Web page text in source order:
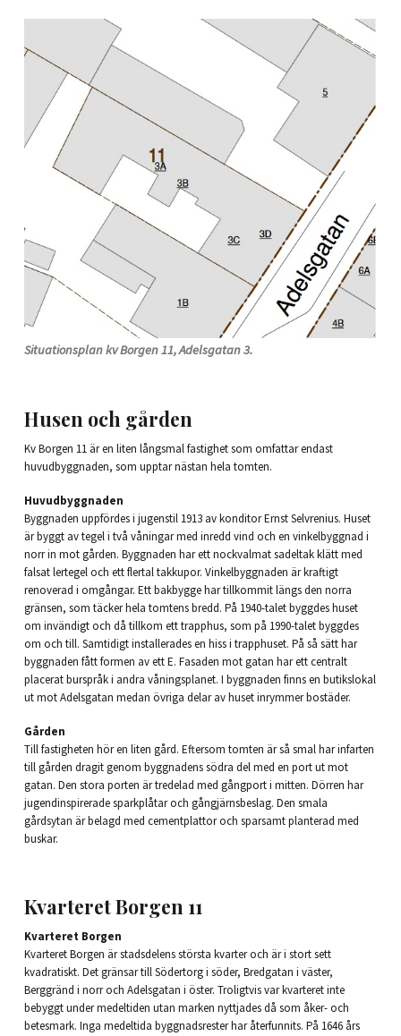
Situationsplan kv Borgen 11, Adelsgatan 3.
Husen och gården
Kv Borgen 11 är en liten långsmal fastighet som omfattar endast
huvudbyggnaden, som upptar nästan hela tomten.
Huvudbyggnaden
Byggnaden uppfördes i jugenstil 1913 av konditor Ernst Selvrenius. Huset
är byggt av tegel i två våningar med inredd vind och en vinkelbyggnad i
norr in mot gården. Byggnaden har ett nockvalmat sadeltak klätt med
falsat lertegel och ett flertal takkupor. Vinkelbyggnaden är kraftigt
renoverad i omgångar. Ett bakbygge har tillkommit längs den norra
gränsen, som täcker hela tomtens bredd. På 1940-talet byggdes huset
om invändigt och då tillkom ett trapphus, som på 1990-talet byggdes
om och till. Samtidigt installerades en hiss i trapphuset. På så sätt har
byggnaden fått formen av ett E. Fasaden mot gatan har ett centralt
placerat burspråk i andra våningsplanet. I byggnaden finns en butikslokal
ut mot Adelsgatan medan övriga delar av huset inrymmer bostäder.
Gården
Till fastigheten hör en liten gård. Eftersom tomten är så smal har infarten
till gården dragit genom byggnadens södra del med en port ut mot
gatan. Den stora porten är tredelad med gångport i mitten. Dörren har
jugendinspirerade sparkplåtar och gångjärnsbeslag. Den smala
gårdsytan är belagd med cementplattor och sparsamt planterad med
buskar.
Kvarteret Borgen 11
Kvarteret Borgen
Kvarteret Borgen är stadsdelens största kvarter och är i stort sett
kvadratiskt. Det gränsar till Södertorg i söder, Bredgatan i väster,
Berggränd i norr och Adelsgatan i öster. Troligtvis var kvarteret inte
bebyggt under medeltiden utan marken nyttjades då som åker- och
betesmark. Inga medeltida byggnadsrester har återfunnits. På 1646 års